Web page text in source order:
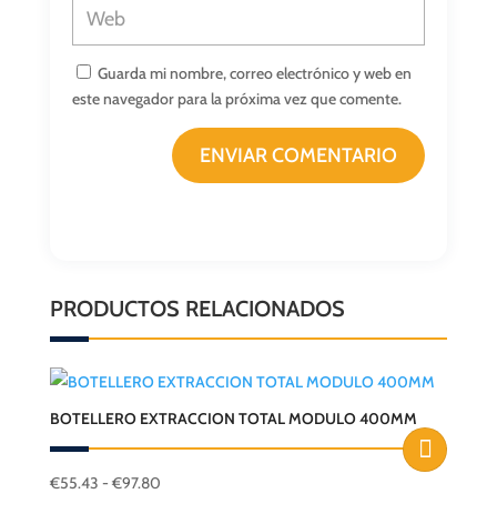
Guarda mi nombre, correo electrónico y web en
este navegador para la próxima vez que comente.
ENVIAR COMENTARIO
PRODUCTOS RELACIONADOS
BOTELLERO EXTRACCION TOTAL MODULO 400MM
€55.43 - €97.80Rango
Este